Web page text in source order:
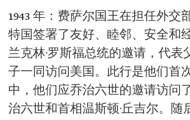
1943 年：费萨尔国王在担任外交
特国签署了友好、睦邻、安全和
兰克林·罗斯福总统的邀请，代表
子一同访问美国。此行是他们首
中，他们应乔治六世的邀请访问
治六世和首相温斯顿·丘吉尔。随